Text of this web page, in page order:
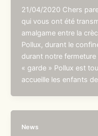
21/04/2020 Chers
qui vous ont été
amalgame entre la
Pollux, durant le
durant notre fermeture
« garde » Pollux est
accueille les enfants
News